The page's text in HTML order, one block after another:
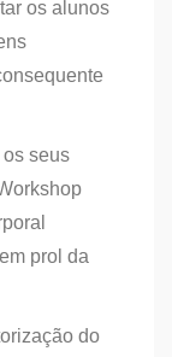
os alunos
seus
prol da
do